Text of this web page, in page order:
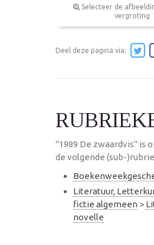
Selecteer de
vergroting
Deel deze pagina via:
"1989 De zwaardvis" is
de volgende (sub-
Literatuur,
fictie algemeen >
novelle